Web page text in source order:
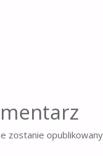
zostanie